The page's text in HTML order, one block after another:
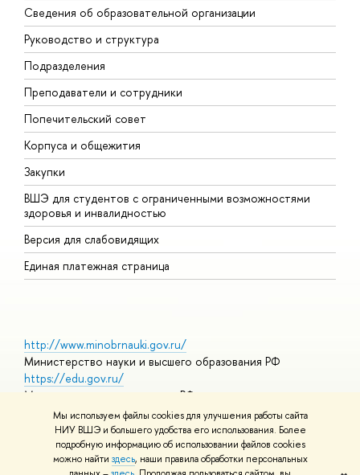
Мы используем файлы cookies для улучшения работы сайта
НИУ ВШЭ и большего удобства его использования. Более
подробную информацию об использовании файлов cookies
можно найти здесь, наши правила обработки персональных
Сведения об образовательной организации
Руководство и структура
Подразделения
Преподаватели и сотрудники
Попечительский совет
Корпуса и общежития
Закупки
ВШЭ для студентов с ограниченными возможностями
здоровья и инвалидностью
Версия для слабовидящих
Единая платежная страница
http://www.minobrnauki.gov.ru/
Министерство науки и высшего образования РФ
https://edu.gov.ru/
Министерство просвещения РФ
https://elearning.hse.ru/mooc
Массовые открытые онлайн-курсы